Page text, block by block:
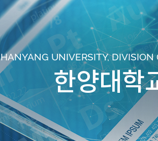
HANYANG UNIVERSITY,
한양대학